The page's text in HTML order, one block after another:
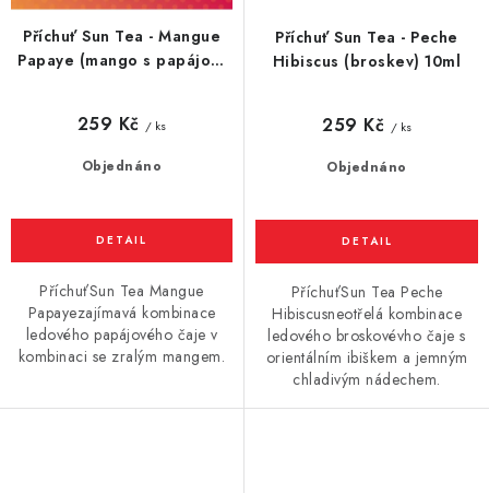
Příchuť Sun Tea - Mangue
Papaye (mango s papájou)
Objednáno
259 Kč / ks
PříchuťSun Tea Mangue
Papayezajímavá kombinace
ledového papájového čaje v
kombinaci se zralým mangem.
Příchuť Sun Tea - Peche
Hibiscus (broskev) 10ml
Objednáno
259 Kč / ks
PříchuťSun Tea Peche
Hibiscusneotřelá kombinace
ledového broskovévho čaje s
orientálním ibiškem a jemným
chladivým nádechem.